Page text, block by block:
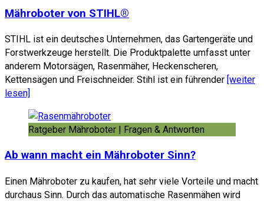
Mähroboter von STIHL®
STIHL ist ein deutsches Unternehmen, das Gartengeräte und
Forstwerkzeuge herstellt. Die Produktpalette umfasst unter
anderem Motorsägen, Rasenmäher, Heckenscheren,
Kettensägen und Freischneider. Stihl ist ein führender [weiter
lesen]
Ratgeber Mähroboter | Fragen & Antworten
Ab wann macht ein Mähroboter Sinn?
Einen Mähroboter zu kaufen, hat sehr viele Vorteile und macht
durchaus Sinn. Durch das automatische Rasenmähen wird